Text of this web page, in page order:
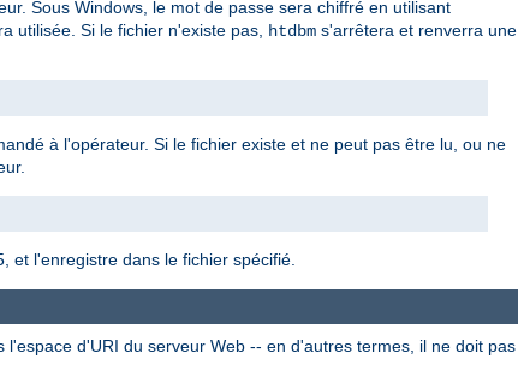
Sous Windows, le mot de passe sera chiffré en utilisant
utilisée. Si le fichier n'existe pas, htdbm s'arrêtera et renverra une
à l'opérateur. Si le fichier existe et ne peut pas être lu, ou ne
et l'enregistre dans le fichier spécifié.
l'espace d'URI du serveur Web -- en d'autres termes, il ne doit pas